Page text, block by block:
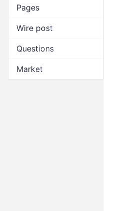
Pages
Wire post
Questions
Market